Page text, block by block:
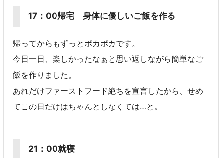
17：00帰宅 身体に優しいご飯を作る
帰ってからもずっとポカポカです。
今日一日、楽しかったなぁと思い返しながら簡単なご
飯を作りました。
あれだけファーストフード絶ちを宣言したから、せめ
てこの日だけはちゃんとしなくては…と。
21：00就寝